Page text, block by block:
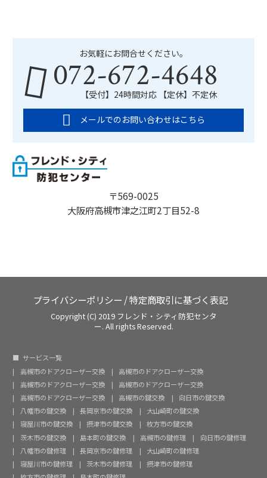
〒569-0025
大阪府高槻市津之江町2丁目52-8
お気軽にお問合せください。
072-672-4648
【受付】24時間対応 【定休】不定休
メールでのお問い合わせはこちら
プライバシーポリシー /特定商取引に基づく表記
Copyright (C) 2019 フレンド・シティ防犯センタ
ー. All rights Reserved.
サービス一覧
高槻市のドアクローザー交換
高槻市のドアクローザー交換
高槻市のドアクローザー交換
高槻市のドアクローザー交換
高槻市のドアクローザー交換
高槻市の鍵交換
向日市の鍵交換
八幡市の鍵交換
長岡京市の鍵交換
大山崎町の鍵交換
寝屋川市の鍵交換
摂津市の鍵交換
枚方市の鍵交換
茨木市の鍵交換
島本町の鍵交換 高槻市の鍵修理
向日市の鍵修理
八幡市の鍵修理
長岡京市の鍵修理
大山崎町の鍵修理
寝屋川市の鍵修理
茨木市の鍵修理
摂津市の鍵修理